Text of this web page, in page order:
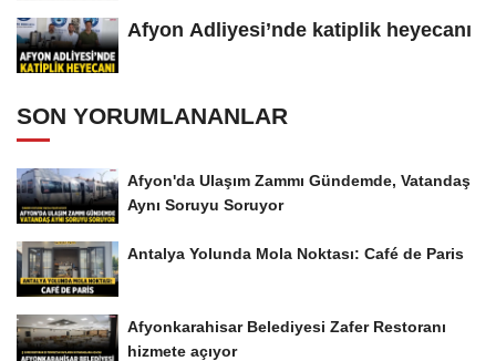
Afyon Adliyesi’nde katiplik heyecanı
SON YORUMLANANLAR
Afyon'da Ulaşım Zammı Gündemde, Vatandaş
Aynı Soruyu Soruyor
Antalya Yolunda Mola Noktası: Café de Paris
Afyonkarahisar Belediyesi Zafer Restoranı
hizmete açıyor